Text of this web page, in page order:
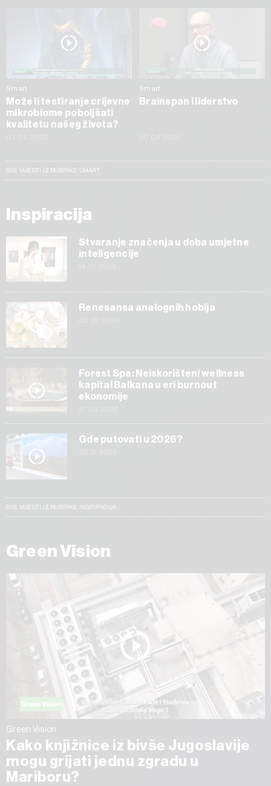
Smart
Može li testiranje crijevne
mikrobiome poboljšati
kvalitetu našeg života?
Smart
Brainspan i liderstvo
SVE VIJESTI IZ RUBRIKE SMART
Inspiracija
Stvaranje značenja u doba umjetne
inteligencije
Renesansa analognih hobija
Forest Spa: Neiskorišteni wellness
kapital Balkana u eri burnout
ekonomije
Gde putovati u 2026?
SVE VIJESTI IZ RUBRIKE INSPIRACIJA
Green Vision
Green Vision
Kako knjižnice iz bivše Jugoslavije
mogu grijati jednu zgradu u
Mariboru?